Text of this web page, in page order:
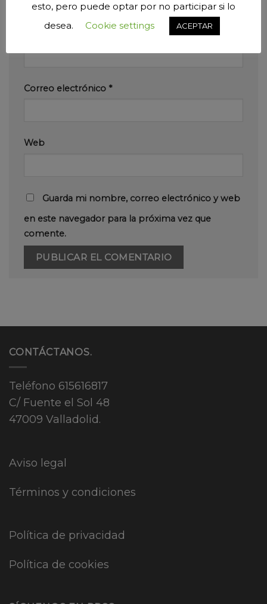
Correo electrónico *
Web
Guarda mi nombre, correo electrónico y web
en este navegador para la próxima vez que
comente.
CONTÁCTANOS.
Teléfono 615616817
C/ Fuente el Sol 48
47009 Valladolid.
Aviso legal
Términos y condiciones
Política de privacidad
Política de cookies
esto, pero puede optar por no participar si lo
desea.
Cookie settings ACEPTAR